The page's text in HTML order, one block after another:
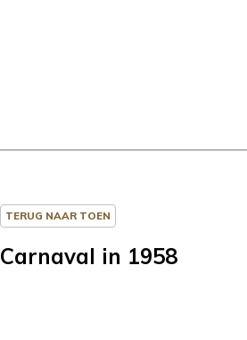
TERUG NAAR TOEN
Carnaval in 1958